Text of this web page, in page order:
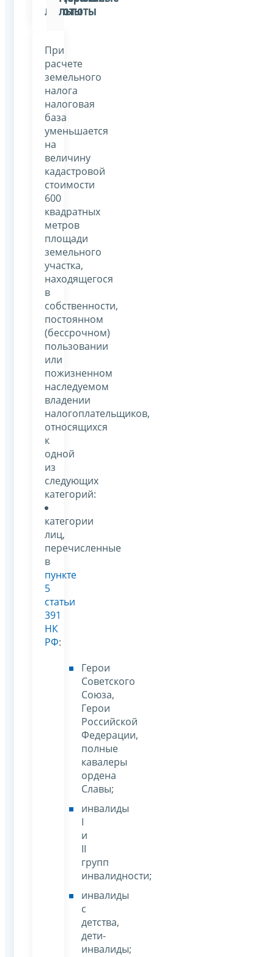
льготы
льготы
При
расчете
земельного
налога
налоговая
база
уменьшается
на
величину
кадастровой
стоимости
600
квадратных
метров
площади
земельного
участка,
находящегося
в
собственности,
постоянном
(бессрочном)
пользовании
или
пожизненном
наследуемом
владении
налогоплательщиков,
относящихся
к
одной
из
следующих
категорий:
категории
лиц,
перечисленные
в
пункте
5
статьи
391
НК
РФ:
Герои
Советского
Союза,
Герои
Российской
Федерации,
полные
кавалеры
ордена
Славы;
инвалиды
I
и
II
групп
инвалидности;
инвалиды
с
детства,
дети-
инвалиды;